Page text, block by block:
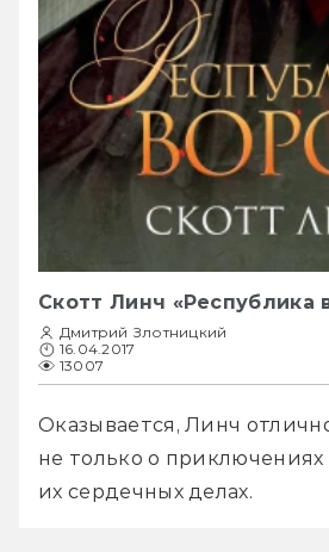
Скотт Линч «Республика
Дмитрий Злотницкий
16.04.2017
13007
Оказывается, Линч
не только о приключениях
их сердечных делах.